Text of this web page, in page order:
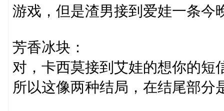
游戏，但是渣男接到爱娃一条今
芳香冰块：
对，卡西莫接到艾娃的想你的短
所以这像两种结局，在结尾部分